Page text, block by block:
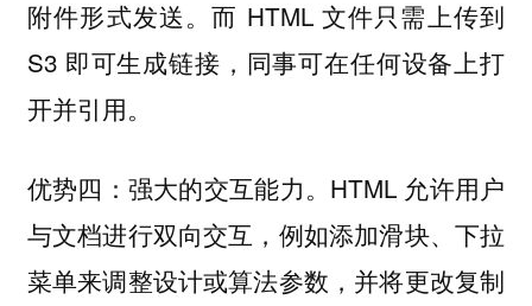
附件形式发送。而 HTML 文件只需上传到
S3 即可生成链接，同事可在任何设备上打
开并引用。
优势四：强大的交互能力。HTML 允许用户
与文档进行双向交互，例如添加滑块、下拉
菜单来调整设计或算法参数，并将更改复制